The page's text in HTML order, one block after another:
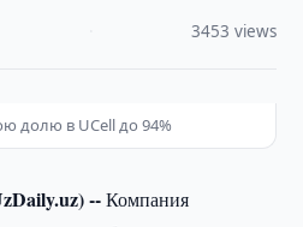
3453 views
долю в UCell до 94%
--Компания